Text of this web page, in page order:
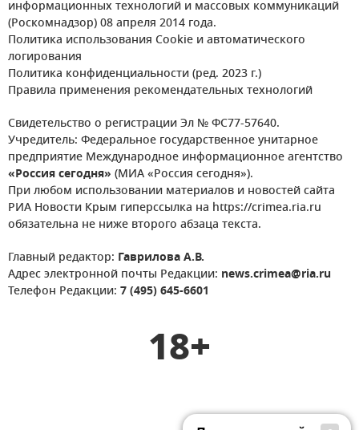
информационных технологий и массовых коммуникаций
(Роскомнадзор) 08 апреля 2014 года.
Политика использования Cookie и автоматического
логирования
Политика конфиденциальности (ред. 2023 г.)
Правила применения рекомендательных технологий
Свидетельство о регистрации Эл № ФС77-57640.
Учредитель: Федеральное государственное унитарное
предприятие Международное информационное агентство
«Россия сегодня» (МИА «Россия сегодня»).
При любом использовании материалов и новостей сайта
РИА Новости Крым гиперссылка на https://crimea.ria.ru
обязательна не ниже второго абзаца текста.
Главный редактор: Гаврилова А.В.
Адрес электронной почты Редакции: news.crimea@ria.ru
Телефон Редакции: 7 (495) 645-6601
18+